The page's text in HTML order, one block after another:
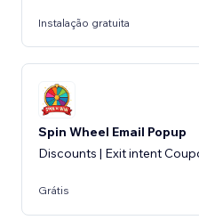
Instalação gratuita
Spin Wheel Email Popup
Discounts | Exit intent
Grátis